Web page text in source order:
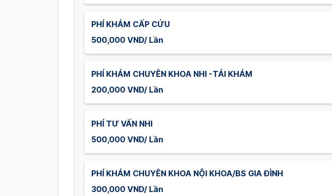
PHÍ KHÁM CẤP CỨU
500,000 VND/ Lần
PHÍ KHÁM CHUYÊN KHOA NHI -TÁI KHÁM
200,000 VND/ Lần
PHÍ TƯ VẤN NHI
500,000 VND/ Lần
PHÍ KHÁM CHUYÊN KHOA NỘI KHOA/BS GIA ĐÌNH
300,000 VND/ Lần